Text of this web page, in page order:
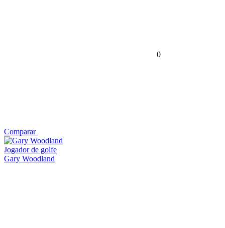
0
Comparar
Jogador de golfe
Gary Woodland